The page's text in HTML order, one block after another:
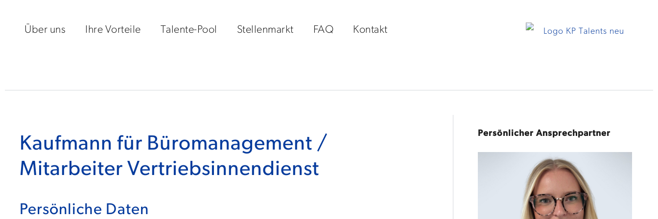
Über uns Ihre Vorteile Talente-Pool Stellenmarkt FAQ Kontakt
Kaufmann für Büromanagement /
Mitarbeiter Vertriebsinnendienst
Persönliche Daten
Persönlicher Ansprechpartner